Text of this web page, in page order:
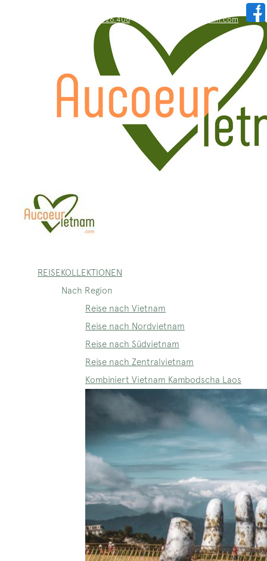
WhatsApp: +84.909.426.406 hallo@aucoeurvietnam.com
REISEKOLLEKTIONEN
Nach Region
Reise nach Vietnam
Reise nach Nordvietnam
Reise nach Südvietnam
Reise nach Zentralvietnam
Kombiniert Vietnam Kambodscha Laos